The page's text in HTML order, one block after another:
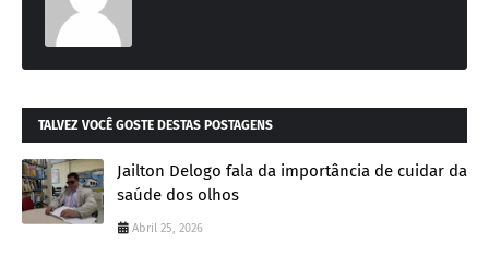
TALVEZ VOCÊ GOSTE DESTAS POSTAGENS
Jailton Delogo fala da importância de cuidar da
saúde dos olhos
Abril 25, 2026